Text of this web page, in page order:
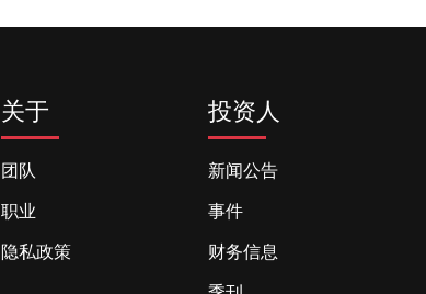
关于
团队
职业
隐私政策
投资人
新闻公告
事件
财务信息